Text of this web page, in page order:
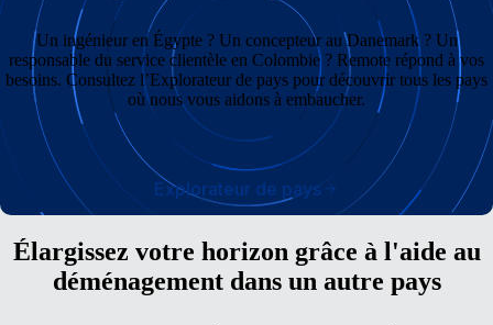
Un ingénieur en Égypte ? Un concepteur au Danemark ? Un
responsable du service clientèle en Colombie ? Remote répond à vos
besoins. Consultez l’Explorateur de pays pour découvrir tous les pays
où nous vous aidons à embaucher.
Explorateur de pays
Élargissez votre horizon grâce à l'aide au
déménagement dans un autre pays